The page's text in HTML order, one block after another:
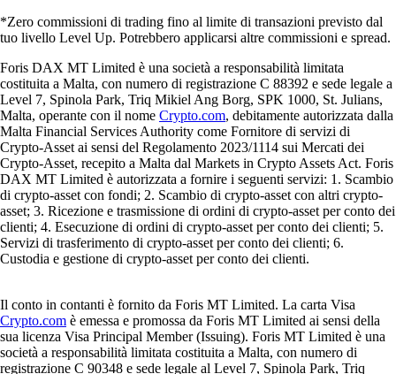
*Zero commissioni di trading fino al limite di transazioni previsto dal
tuo livello Level Up. Potrebbero applicarsi altre commissioni e spread.
Foris DAX MT Limited è una società a responsabilità limitata
costituita a Malta, con numero di registrazione C 88392 e sede legale a
Level 7, Spinola Park, Triq Mikiel Ang Borg, SPK 1000, St. Julians,
Malta, operante con il nome Crypto.com, debitamente autorizzata dalla
Malta Financial Services Authority come Fornitore di servizi di
Crypto-Asset ai sensi del Regolamento 2023/1114 sui Mercati dei
Crypto-Asset, recepito a Malta dal Markets in Crypto Assets Act. Foris
DAX MT Limited è autorizzata a fornire i seguenti servizi: 1. Scambio
di crypto-asset con fondi; 2. Scambio di crypto-asset con altri crypto-
asset; 3. Ricezione e trasmissione di ordini di crypto-asset per conto dei
clienti; 4. Esecuzione di ordini di crypto-asset per conto dei clienti; 5.
Servizi di trasferimento di crypto-asset per conto dei clienti; 6.
Custodia e gestione di crypto-asset per conto dei clienti.
Il conto in contanti è fornito da Foris MT Limited. La carta Visa
Crypto.com è emessa e promossa da Foris MT Limited ai sensi della
sua licenza Visa Principal Member (Issuing). Foris MT Limited è una
società a responsabilità limitata costituita a Malta, con numero di
registrazione C 90348 e sede legale al Level 7, Spinola Park, Triq